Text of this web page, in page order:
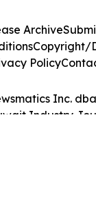
Inc.
Industry
Archive
Copyright/
Policy